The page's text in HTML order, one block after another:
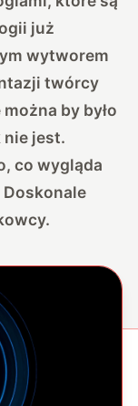
już
wytworem
twórcy
by było
jest.
co wygląda